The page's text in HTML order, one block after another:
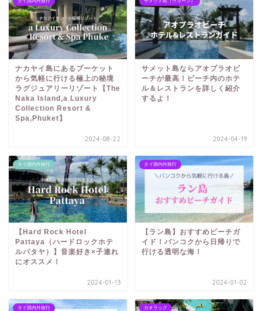
タイ国内外旅行
ナカヤイ島にあるプーケット
から気軽に行ける極上の秘境
ラグジュアリーリゾート【The
Naka Island,a Luxury
Collection Resort &
Spa,Phuket】
2024-08-22
サメット島（ラヨーン）
サメット島ならアオプラオビ
ーチが最高！ビーチ内のホテ
ル＆レストランを詳しく紹介
するよ！
2024-04-19
タイ国内外旅行
【Hard Rock Hotel
Pattaya（ハードロックホテ
ルパタヤ）】音楽好き×子連れ
にオススメ！
2024-01-13
タイ国内外旅行
【ラン島】おすすめビーチガ
イド！バンコクから日帰りで
行ける透明な海！
2024-01-02
タイ国内外旅行 カオラック